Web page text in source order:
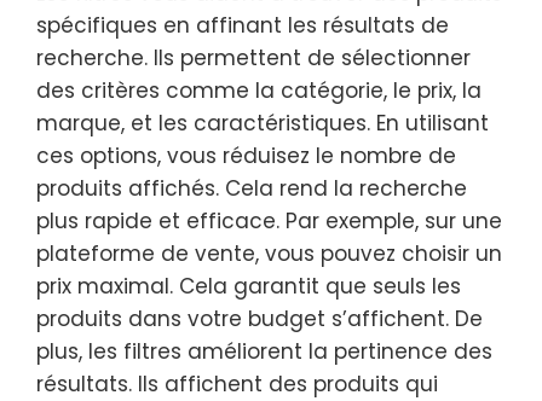
spécifiques en affinant les résultats de
recherche. Ils permettent de sélectionner
des critères comme la catégorie, le prix, la
marque, et les caractéristiques. En utilisant
ces options, vous réduisez le nombre de
produits affichés. Cela rend la recherche
plus rapide et efficace. Par exemple, sur une
plateforme de vente, vous pouvez choisir un
prix maximal. Cela garantit que seuls les
produits dans votre budget s’affichent. De
plus, les filtres améliorent la pertinence des
résultats. Ils affichent des produits qui